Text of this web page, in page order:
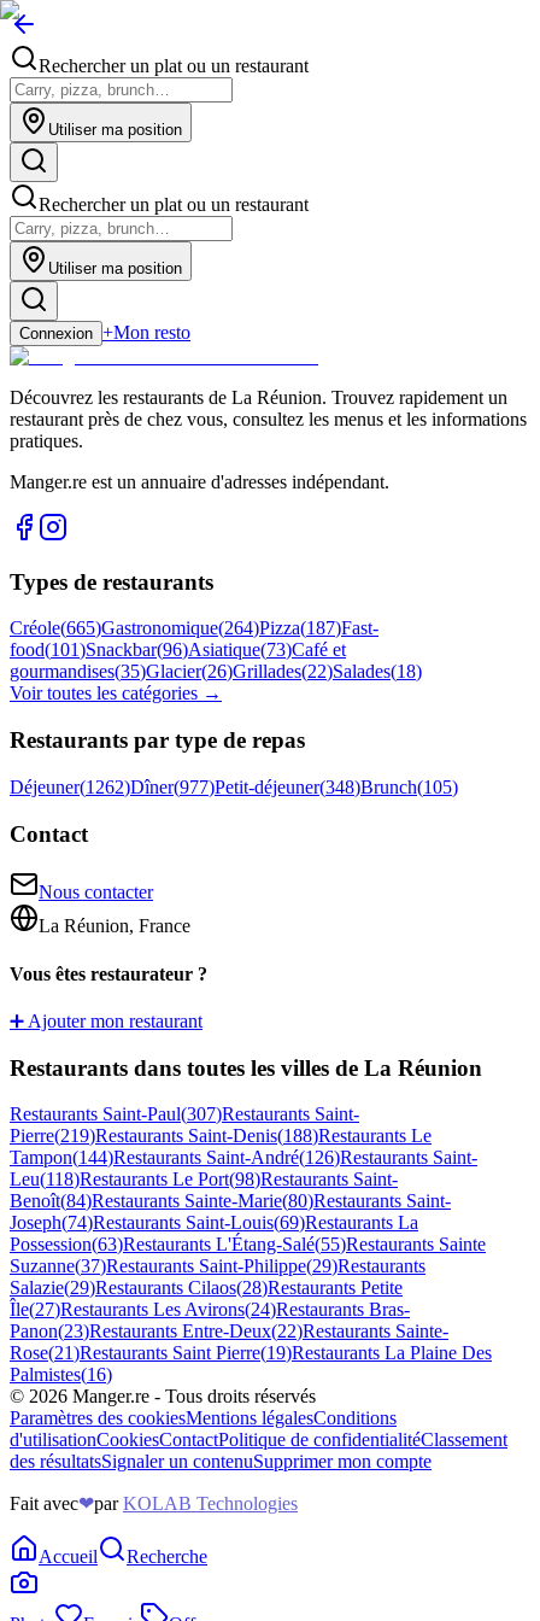
Rechercher un plat ou un restaurant
Utiliser ma position
Rechercher un plat ou un restaurant
Utiliser ma position
Connexion +Mon resto
Découvrez les restaurants de La Réunion. Trouvez rapidement un
restaurant près de chez vous, consultez les menus et les informations
pratiques.
Manger.re est un annuaire d'adresses indépendant.
Types de restaurants
Créole(665)Gastronomique(264)Pizza(187)Fast-
food(101)Snackbar(96)Asiatique(73)Café et
gourmandises(35)Glacier(26)Grillades(22)Salades(18)
Voir toutes les catégories →
Restaurants par type de repas
Déjeuner(1262)Dîner(977)Petit-déjeuner(348)Brunch(105)
Contact
Nous contacter
La Réunion, France
Vous êtes restaurateur ?
➕ Ajouter mon restaurant
Restaurants dans toutes les villes de La Réunion
Restaurants Saint-Paul(307)Restaurants Saint-
Pierre(219)Restaurants Saint-Denis(188)Restaurants Le
Tampon(144)Restaurants Saint-André(126)Restaurants Saint-
Leu(118)Restaurants Le Port(98)Restaurants Saint-
Benoît(84)Restaurants Sainte-Marie(80)Restaurants Saint-
Joseph(74)Restaurants Saint-Louis(69)Restaurants La
Possession(63)Restaurants L'Étang-Salé(55)Restaurants Sainte
Suzanne(37)Restaurants Saint-Philippe(29)Restaurants
Salazie(29)Restaurants Cilaos(28)Restaurants Petite
Île(27)Restaurants Les Avirons(24)Restaurants Bras-
Panon(23)Restaurants Entre-Deux(22)Restaurants Sainte-
Rose(21)Restaurants Saint Pierre(19)Restaurants La Plaine Des
Palmistes(16)
© 2026 Manger.re - Tous droits réservés
Paramètres des cookiesMentions légalesConditions
d'utilisationCookiesContactPolitique de confidentialitéClassement
des résultatsSignaler un contenuSupprimer mon compte
Fait avec❤par KOLAB Technologies
Accueil Recherche